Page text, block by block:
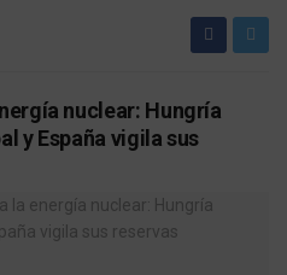
nuclear: Hungría
y España vigila sus